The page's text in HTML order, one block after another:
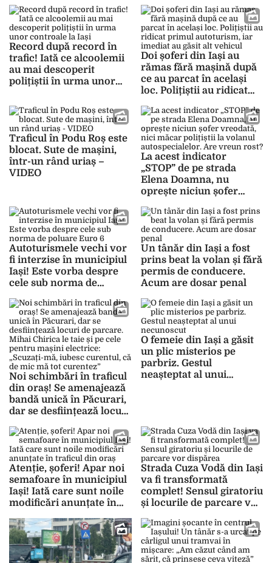
făcea drifturi cu BMW-ul
aerului a avut de suferit”
Record după record în
trafic! Iată ce alcoolemii
au mai descoperit
polițiștii în urma unor
Doi șoferi din Iași au
rămas fără mașină după
ce au parcat în același
loc. Polițiștii au ridicat
imediat au găsit alt
vehicul
Traficul în Podu Roș este
blocat. Sute de mașini,
într-un rând uriaș –
VIDEO
La acest indicator
„STOP” de pe strada
Elena Doamna, nu
oprește niciun șofer
polițiștii la volanul
autospecialelor. Are
vreun rost?
Autoturismele vechi vor
fi interzise în municipiul
Iași! Este vorba despre
cele sub norma de
Un tânăr din Iași a fost
prins beat la volan și fără
permis de conducere.
Acum are dosar penal
Noi schimbări în traficul
din oraș! Se amenajează
bandă unică în Păcurari,
dar se desființează locuri
le taie și pe cele pentru
mașini electrice:
„Scuzați-mă, iubesc
curentul, că de mic mă
tot curentez”
O femeie din Iași a găsit
un plic misterios pe
parbriz. Gestul
neașteptat al unui
Atenție, șoferi! Apar noi
semafoare în municipiul
Iași! Iată care sunt noile
modificări anunțate în
Strada Cuza Vodă din Iași
va fi transformată
complet! Sensul giratoriu
și locurile de parcare vor